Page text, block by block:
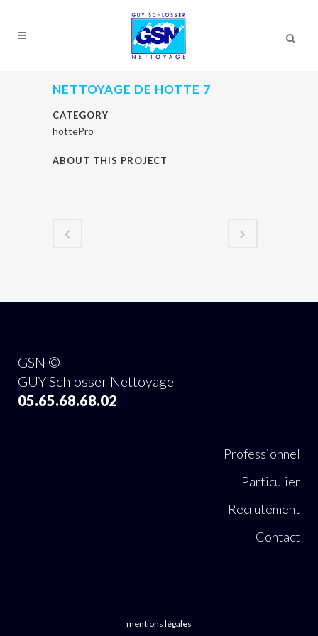
NETTOYAGE DE HOTTE 7
CATEGORY
hottePro
ABOUT THIS PROJECT
GSN ©
GUY Schlosser Nettoyage
05.65.68.68.02
Professionnel
Particulier
Recrutement
Contact
mentions légales